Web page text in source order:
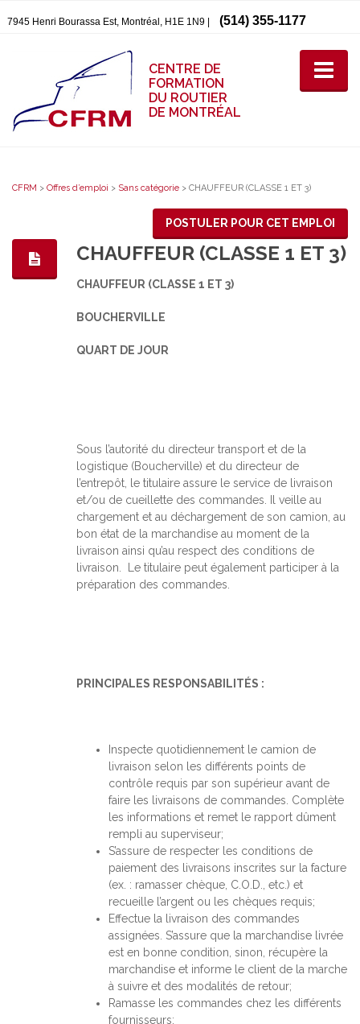
7945 Henri Bourassa Est, Montréal, H1E 1N9 | (514) 355-1177
CENTRE DE
FORMATION
DU ROUTIER
DE MONTRÉAL
CFRM > Offres d’emploi > Sans catégorie > CHAUFFEUR (CLASSE 1 ET 3)
POSTULER POUR CET EMPLOI
CHAUFFEUR (CLASSE 1 ET 3)
CHAUFFEUR (CLASSE 1 ET 3)
BOUCHERVILLE
QUART DE JOUR
Sous l’autorité du directeur transport et de la
logistique (Boucherville) et du directeur de
l’entrepôt, le titulaire assure le service de livraison
et/ou de cueillette des commandes. Il veille au
chargement et au déchargement de son camion, au
bon état de la marchandise au moment de la
livraison ainsi qu’au respect des conditions de
livraison. Le titulaire peut également participer à la
préparation des commandes.
PRINCIPALES RESPONSABILITÉS :
Inspecte quotidiennement le camion de
livraison selon les différents points de
contrôle requis par son supérieur avant de
faire les livraisons de commandes. Complète
les informations et remet le rapport dûment
rempli au superviseur;
S’assure de respecter les conditions de
paiement des livraisons inscrites sur la facture
(ex. : ramasser chèque, C.O.D., etc.) et
recueille l’argent ou les chèques requis;
Effectue la livraison des commandes
assignées. S’assure que la marchandise livrée
est en bonne condition, sinon, récupère la
marchandise et informe le client de la marche
à suivre et des modalités de retour;
Ramasse les commandes chez les différents
fournisseurs;